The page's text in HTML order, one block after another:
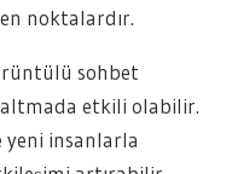
noktalardır.
sohbet
etkili olabilir.
yeni insanlarla